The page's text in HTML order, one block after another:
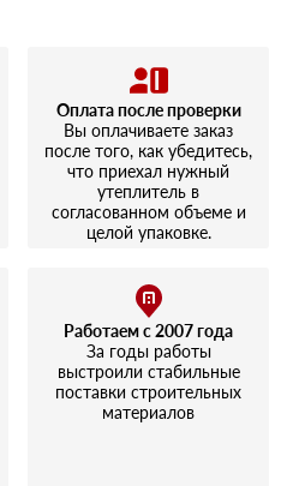
Легко укладывается,
день, что приятно
повреждений.
Оплата после проверки
Вы оплачиваете заказ
после того, как убедитесь,
что приехал нужный
утеплитель в
согласованном объеме и
целой упаковке.
Работаем с 2007 года
За годы работы
выстроили стабильные
поставки строительных
материалов